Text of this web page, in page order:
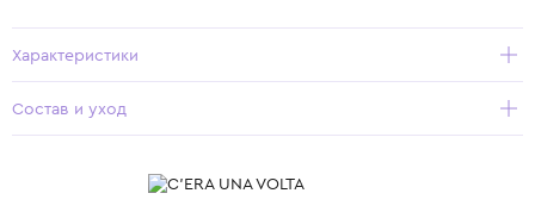
Характеристики
Состав и уход